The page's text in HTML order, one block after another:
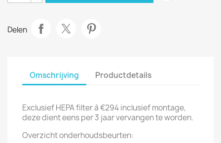
Delen
Omschrijving Productdetails
Exclusief HEPA filter à €294 inclusief montage,
deze dient eens per 3 jaar vervangen te worden.
Overzicht onderhoudsbeurten: